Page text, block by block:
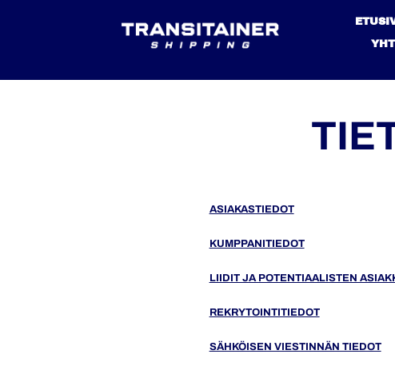
ASIAKASTIEDOT
KUMPPANITIEDOT
LIIDIT JA POTENTIAALISTEN
REKRYTOINTITIEDOT
SÄHKÖISEN VIESTINNÄN TIEDOT